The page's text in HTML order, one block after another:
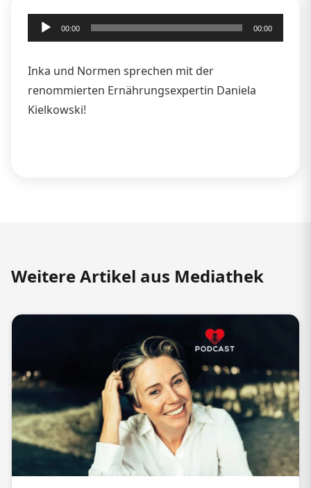
Audio-
Player
00:00 00:00
Inka und Normen sprechen mit der
renommierten Ernährungsexpertin Daniela
Kielkowski!
Weitere Artikel aus Mediathek